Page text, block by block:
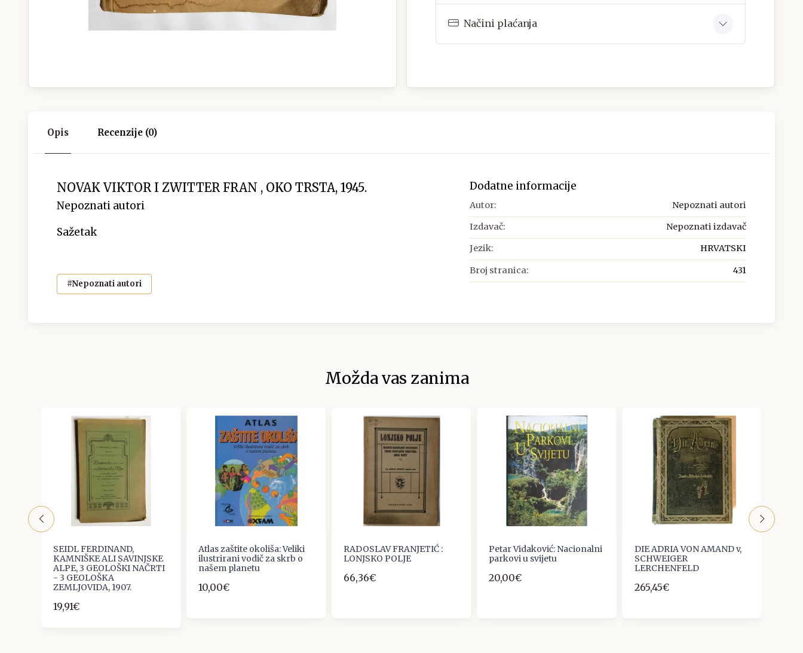
Načini plaćanja
Opis Recenzije (0)
NOVAK VIKTOR I ZWITTER FRAN , OKO TRSTA, 1945.
Nepoznati autori
Sažetak
#Nepoznati autori
Dodatne informacije
Autor: Nepoznati autori
Izdavač: Nepoznati izdavač
Jezik: HRVATSKI
Broj stranica: 431
Možda vas zanima
SEIDL FERDINAND,
KAMNIŠKE ALI SAVINJSKE
ALPE, 3 GEOLOŠKI NAČRTI
- 3 GEOLOŠKA
ZEMLJOVIDA, 1907.
19,91€
Atlas zaštite okoliša: Veliki
ilustrirani vodič za skrb o
našem planetu
10,00€
RADOSLAV FRANJETIĆ :
LONJSKO POLJE
66,36€
Petar Vidaković: Nacionalni
parkovi u svijetu
20,00€
DIE ADRIA VON AMAND v,
SCHWEIGER
LERCHENFELD
265,45€